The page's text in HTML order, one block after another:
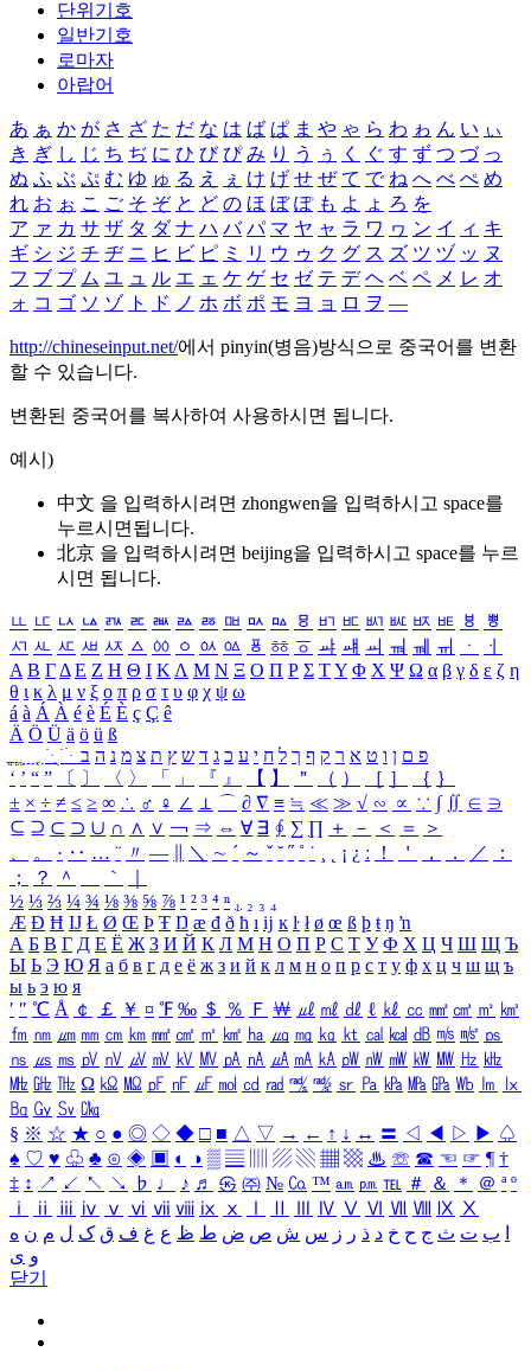
단위기호
일반기호
로마자
아랍어
あ ぁ か が さ ざ た だ な は ば ぱ ま や ゃ ら わ ゎ ん い ぃ
き ぎ し じ ち ぢ に ひ び ぴ み り う ぅ く ぐ す ず つ づ っ
ぬ ふ ぶ ぷ む ゆ ゅ る え ぇ け げ せ ぜ て で ね へ べ ぺ め
れ お ぉ こ ご そ ぞ と ど の ほ ぼ ぽ も よ ょ ろ を
ア ァ カ サ ザ タ ダ ナ ハ バ パ マ ヤ ャ ラ ワ ヮ ン イ ィ キ
ギ シ ジ チ ヂ ニ ヒ ビ ピ ミ リ ウ ゥ ク グ ス ズ ツ ヅ ッ ヌ
フ ブ プ ム ユ ュ ル エ ェ ケ ゲ セ ゼ テ デ ヘ ベ ペ メ レ オ
ォ コ ゴ ソ ゾ ト ド ノ ホ ボ ポ モ ヨ ョ ロ ヲ ―
http://chineseinput.net/에서 pinyin(병음)방식으로 중국어를 변환
할 수 있습니다.
변환된 중국어를 복사하여 사용하시면 됩니다.
예시)
中文 을 입력하시려면 zhongwen을 입력하시고 space를
누르시면됩니다.
北京 을 입력하시려면 beijing을 입력하시고 space를 누르
시면 됩니다.
ㅥ ㅦ ㅧ ㅨ ㅩ ㅪ ㅫ ㅬ ㅭ ㅮ ㅯ ㅰ ㅱ ㅲ ㅳ ㅴ ㅵ ㅶ ㅷ ㅸ
ㅹ
ㅺ ㅻ ㅼ ㅽ ㅾ ㅿ ㆀ ㆁ ㆂ ㆃ ㆄ ㆅ ㆆ ㆇ ㆈ ㆉ ㆊ ㆋ ㆌ ㆍ
ㆎ
Α Β ΓΔ Ε Ζ Η Θ Ι ΚΛ Μ Ν Ξ Ο Π Ρ Σ ΤΥ Φ Χ Ψ Ω α β γ δ ε ζ η
θ ι κ λ μ ν ξ ο π ρ σ τ υ φ χ ψ ω
á à Á À é è É È ç Ç ê
Ä Ö Ü ä ö ü ß
ִֶֹ ֻּ ׁׂ פ ם ן ו ט א ר ק ף ך ל ח י ע כ ג ד ש ץ ת צ מ נ ה ב
‘ ’ “ ” 〔 〕 〈 〉 「 」 『 』 【 】 ＂ （ ） ［ ］ ｛ ｝
± × ÷ ≠ ≤ ≥ ∞ ∴ ♂ ♀ ∠ ⊥ ⌒ ∂ ∇ ≡ ≒ ≪ ≫ √ ∽ ∝ ∵ ∫ ∬ ∈ ∋
⊆ ⊇ ⊂ ⊃ ∪ ∩ ∧ ∨ ￢ ⇒ ⇔ ∀ ∃ ∮ ∑ ∏ ＋ － ＜ ＝
＞
、
。 · ‥ … ¨ 〃 ― ＼ ∼ ´ ～ ˇ ˘ ˝ ˚ ˙ ¸ ¡ ¿ ː ！ ＇ ， ． ／
：
；
？ ＾ ｀
½ ⅓ ⅔ ¼ ¾ ⅛ ⅜ ⅝ ⅞ ¹ ² ³ ⁴ ⁿ ₁ ₂ ₃ ₄
Æ Ð Ħ Ĳ Ł Ø Œ Þ Ŧ Ŋ æ đ ð ħ ı ĳ ĸ ŀ ł ø œ ß þ ŧ ŋ ŉ
А Б В Г Д Е Ё Ж З И Й К Л М Н О П Р С Т У Ф Х Ц Ч Ш Щ Ъ
Ы Ь Э Ю Я а б в г д е ё ж з и й к л м н о п р с т у ф х ц ч ш щ ъ
ы ь э ю я
′ ″ ℃ Å ￠ ￡ ￥ ¤ ℉ ‰ ＄ ％ Ｆ ￦ ㎕ ㎖ ㎗ ℓ ㎘ ㏄ ㎣ ㎤ ㎥ ㎦
㎙ ㎚ ㎛ ㎜ ㎝ ㎞ ㎟ ㎠ ㎡ ㎢ ㏊ ㎍ ㎎ ㎏ ㏏ ㎈ ㎉ ㏈ ㎧ ㎨ ㎰
㎱ ㎲ ㎳ ㎴ ㎵ ㎶ ㎷ ㎸ ㎹ ㎀ ㎁ ㎂ ㎃ ㎄ ㎺ ㎻ ㎽ ㎾ ㎿ ㎐ ㎑
㎒ ㎓ ㎔ Ω ㏀ ㏁ ㎊ ㎋ ㎌ ㏖ ㏅ ㎭ ㎮ ㎯ ㏛ ㎩ ㎪ ㎫ ㎬ ㏝ ㏐
㏓
㏃ ㏉ ㏜ ㏆
§ ※ ☆ ★ ○ ● ◎ ◇ ◆ □ ■ △ ▽ → ← ↑ ↓ ↔ 〓 ◁ ◀ ▷ ▶ ♤
♠ ♡ ♥ ♧ ♣ ⊙ ◈ ▣ ◐ ◑ ▒ ▤ ▨ ▧ ▦ ▩ ♨ ☏ ☎ ☜ ☞ ¶ †
‡ ↕ ↗ ↙ ↖ ↘ ♭ ♩ ♪ ♬ ㉿ ㈜ № ㏇ ™ ㏂ ㏘ ℡ ＃ ＆ ＊ ＠ ª º
ⅰ
ⅱ ⅲ ⅳ ⅴ ⅵ ⅶ ⅷ ⅸ ⅹ Ⅳ Ⅴ Ⅵ Ⅶ Ⅷ Ⅸ Ⅹ
ب ت ث ج ح خ د ذ ر ز س ش ص ض ط ظ ع غ ف ق ک ل م ن ه
و ی
닫기